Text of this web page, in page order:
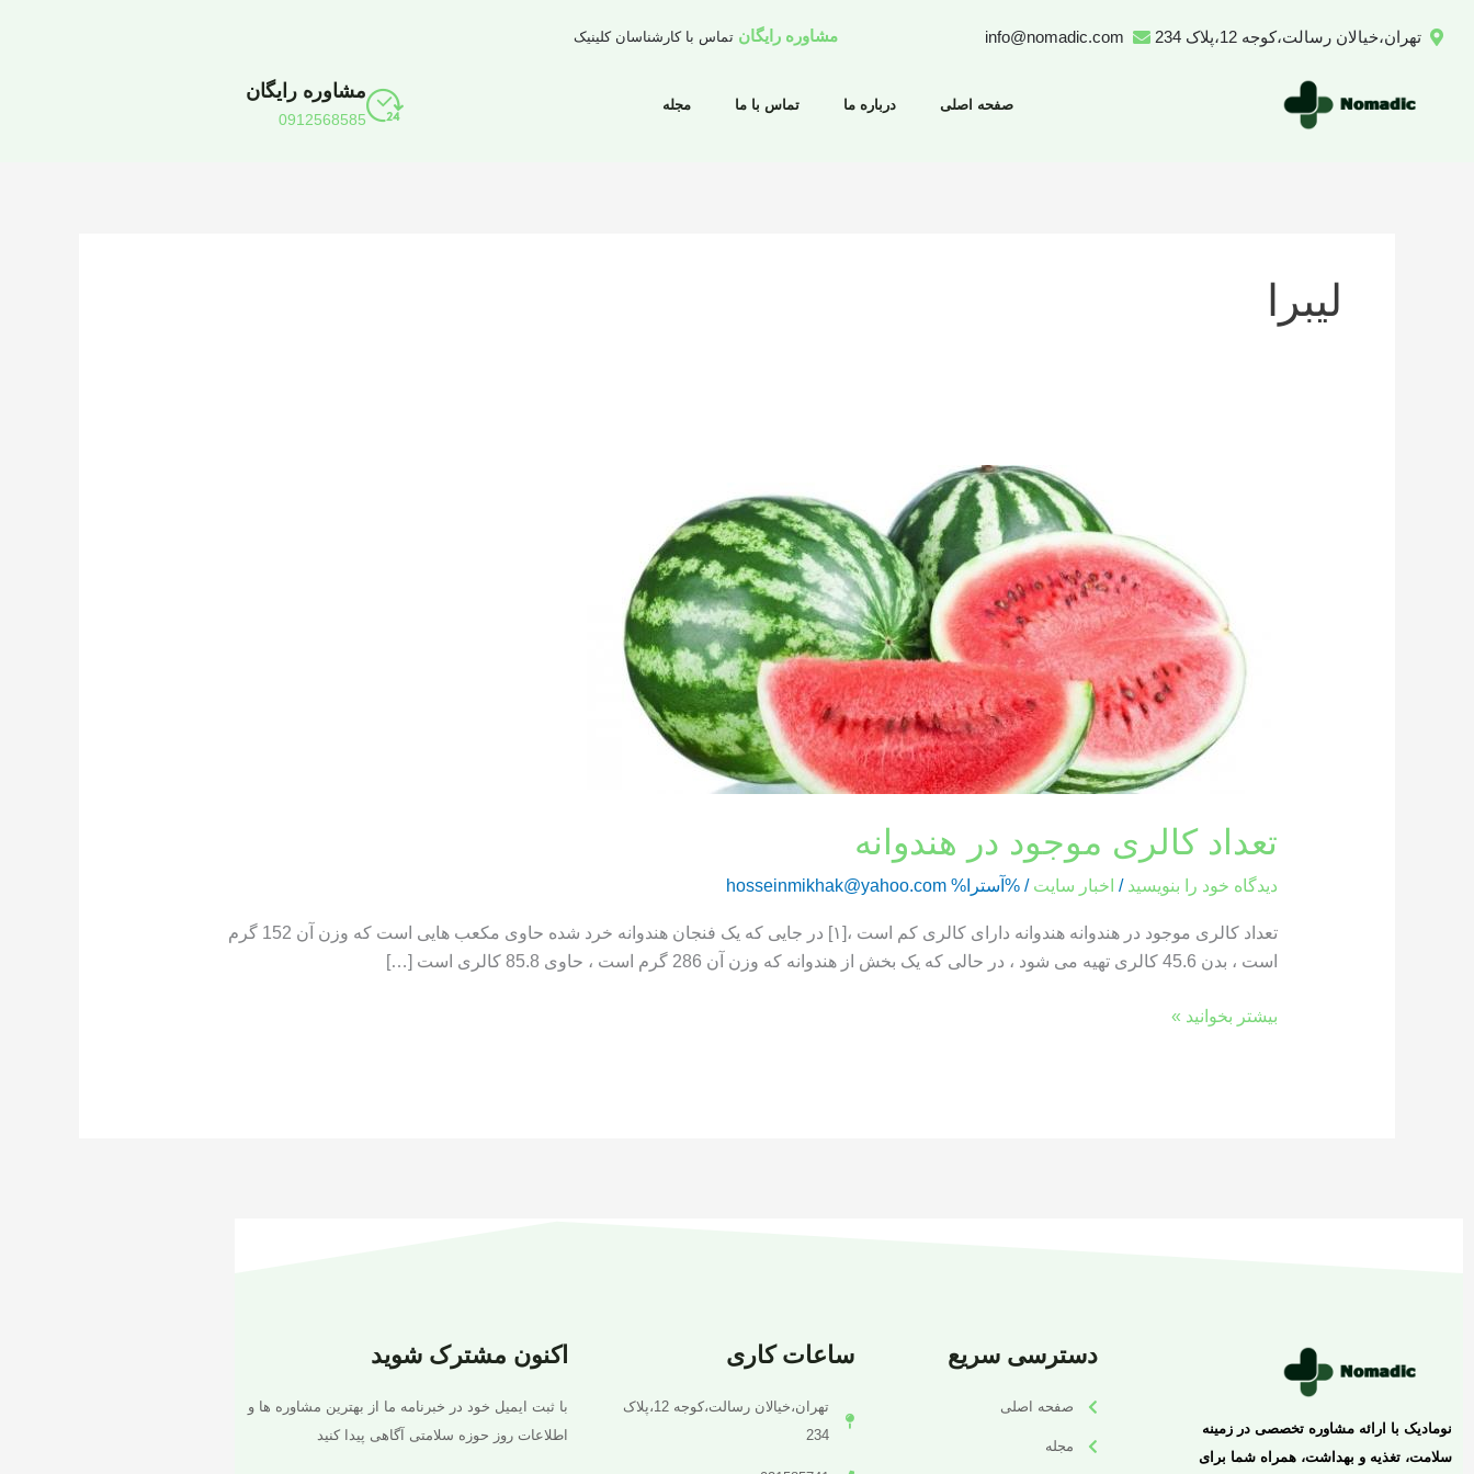
تهران،خیالان رسالت،کوجه 12،پلاک 234 info@nomadic.com مشاوره رایگان تماس با کارشناسان کلینیک
صفحه اصلی درباره ما تماس با ما مجله
مشاوره رایگان
0912568585
لیبرا
تعداد کالری موجود در هندوانه
دیدگاه‌ خود را بنویسید / اخبار سایت / %آسترا% hosseinmikhak@yahoo.com
تعداد کالری موجود در هندوانه هندوانه دارای کالری کم است ،[١] در جایی که یک فنجان هندوانه خرد شده حاوی مکعب هایی است که وزن آن 152 گرم
است ، بدن 45.6 کالری تهیه می شود ، در حالی که یک بخش از هندوانه که وزن آن 286 گرم است ، حاوی 85.8 کالری است […]
بیشتر بخوانید »
نومادیک با ارائه مشاوره تخصصی در زمینه
سلامت، تغذیه و بهداشت، همراه شما برای
دسترسی سریع
صفحه اصلی
مجله
ساعات کاری
تهران،خیالان رسالت،کوجه 12،پلاک
234
اکنون مشترک شوید
با ثبت ایمیل خود در خبرنامه ما از بهترین مشاوره ها و
اطلاعات روز حوزه سلامتی آگاهی پیدا کنید